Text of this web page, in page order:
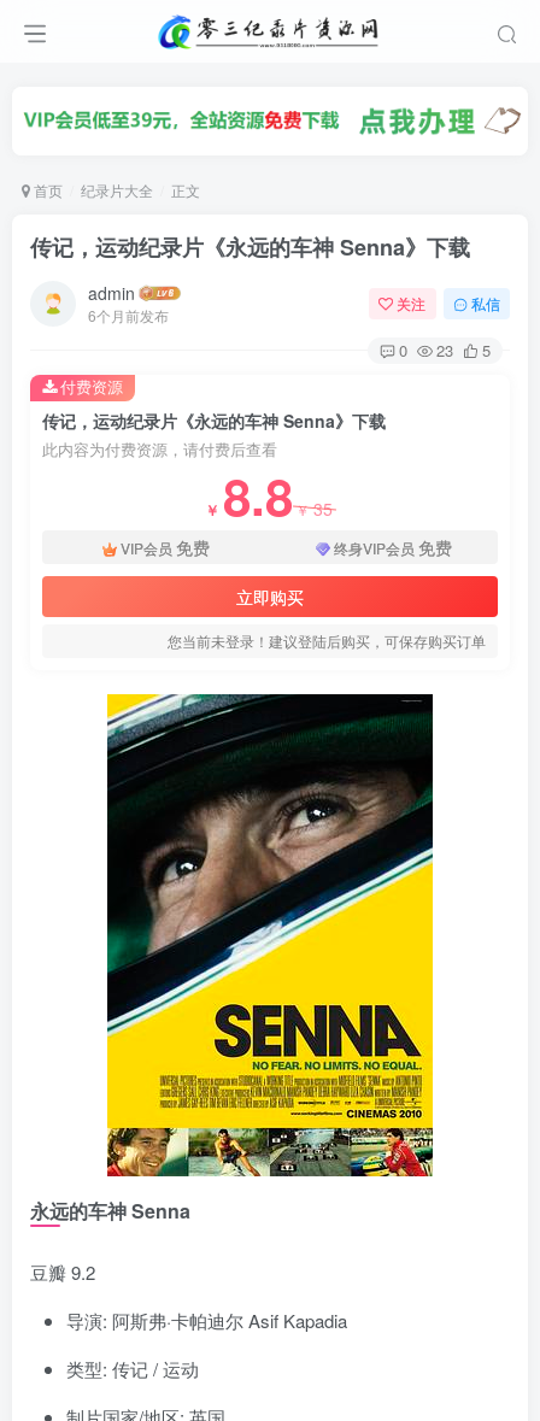
首页 纪录片大全 正文
传记，运动纪录片《永远的车神 Senna》下载
admin
6个月前发布
关注 私信
0 23 5
传记，运动纪录片《永远的车神 Senna》下载
此内容为付费资源，请付费后查看
￥ 8.8￥35
VIP会员 免费 终身VIP会员 免费
立即购买
您当前未登录！建议登陆后购买，可保存购买订单
付费资源
永远的车神 Senna
豆瓣 9.2
导演: 阿斯弗·卡帕迪尔 Asif Kapadia
类型: 传记 / 运动